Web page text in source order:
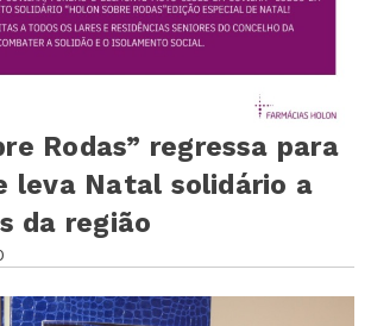
Rodas” regressa para
leva Natal solidário a
da região